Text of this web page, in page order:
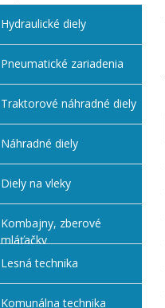
Hydraulické diely
Pneumatické zariadenia
Traktorové náhradné diely
Náhradné diely
Diely na vleky
Kombajny, zberové
mláťačky
Lesná technika
Komunálna technika